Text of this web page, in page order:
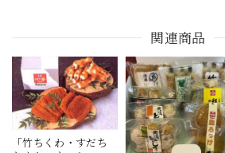
関連商品
「竹ちくわ・すだち